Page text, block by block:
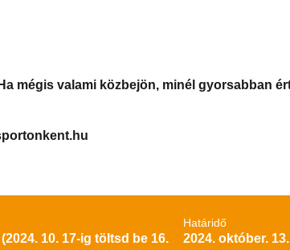
mégis valami közbejön, minél gyorsabban
10. 17-ig töltsd be 16.
Határidő
2024. október.